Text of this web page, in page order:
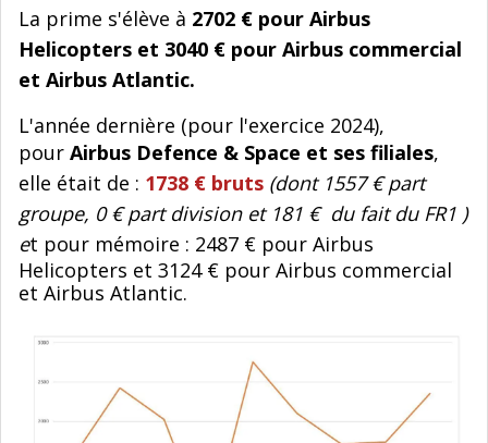
La prime s'élève à 2702 € pour Airbus
Helicopters et 3040 € pour Airbus commercial
et Airbus Atlantic.
L'année dernière (pour l'exercice 2024),
pour Airbus Defence & Space et ses filiales,
elle était de : 1738 € bruts (dont 1557 € part
groupe, 0 € part division et 181 € du fait du FR1 )
et pour mémoire : 2487 € pour Airbus
Helicopters et 3124 € pour Airbus commercial
et Airbus Atlantic.